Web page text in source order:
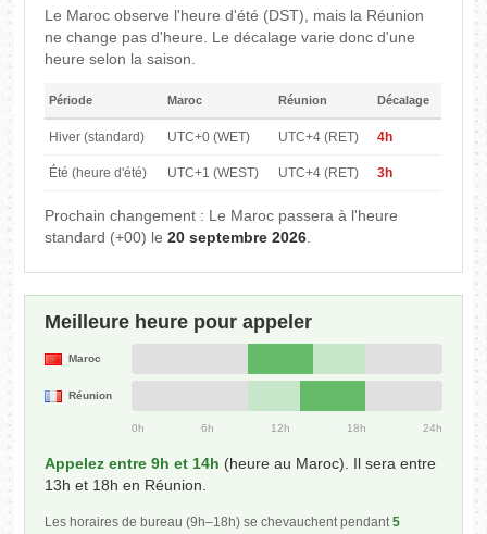
Le Maroc observe l'heure d'été (DST), mais la Réunion
ne change pas d'heure. Le décalage varie donc d'une
heure selon la saison.
Période Maroc Réunion Décalage
Hiver (standard) UTC+0 (WET) UTC+4 (RET) 4h
Été (heure d'été) UTC+1 (WEST) UTC+4 (RET) 3h
Prochain changement : Le Maroc passera à l'heure
standard (+00) le20 septembre 2026.
Meilleure heure pour appeler
Maroc
Réunion
0h 6h 12h 18h 24h
Appelez entre 9h et 14h (heure au Maroc). Il sera entre
13h et 18h en Réunion.
Les horaires de bureau (9h–18h) se chevauchent pendant5